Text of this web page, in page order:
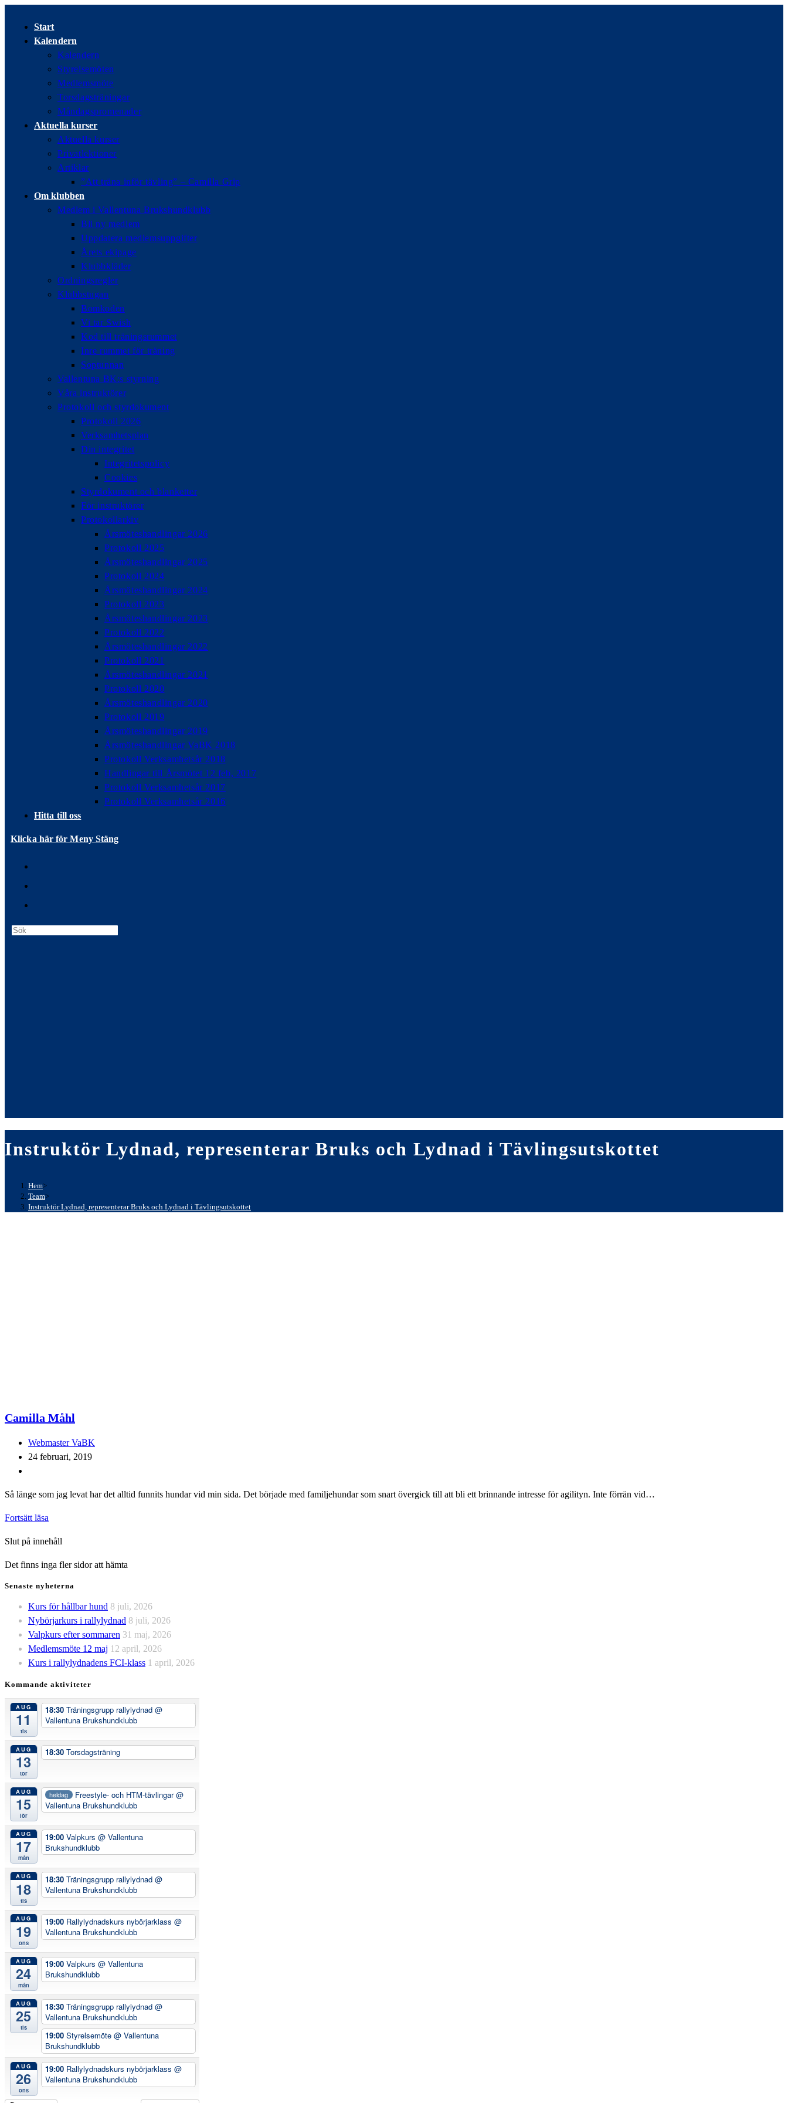
innehållet
Start
Kalendern
Kalendern
Styrelsemöten
Medlemsmöte
Torsdagsträningar
Måndagspromenader
Aktuella kurser
Aktuella kurser
Privatlektioner
Artiklar
”Att träna inför tävling” – Camilla Grip
Om klubben
Medlem i Vallentuna Brukshundklubb
Bli ny medlem
Uppdatera medlemsuppgifter
Årets ekipage
Klubbkläder
Ordningsregler
Klubbstugan
Bomkoden
Vi tar Swish
Kod till träningsrummet
Inre rummet för träning
Soptunnan
Vallentuna BK:s styrning
Våra instruktörer
Protokoll och styrdokument
Protokoll 2026
Verksamhetsplan
Din integritet
Integritetspolicy
Cookies
Styrdokument och blanketter
För instruktörer
Protokollarkiv
Årsmöteshandlingar 2026
Protokoll 2025
Årsmöteshandlingar 2025
Protokoll 2024
Årsmöteshandlingar 2024
Protokoll 2023
Årsmöteshandlingar 2023
Protokoll 2022
Årsmöteshandlingar 2022
Protokoll 2021
Årsmöteshandlingar 2021
Protokoll 2020
Årsmöteshandlingar 2020
Protokoll 2019
Årsmöteshandlingar 2019
Årsmöteshandlingar VaBK 2018
Protokoll Verksamhetsår 2018
Handlingar till Årsmötet 12 feb, 2017
Protokoll Verksamhetsår 2017
Protokoll Verksamhetsår 2016
Hitta till oss
Klicka här för Meny Stäng
Instruktör Lydnad, representerar Bruks och Lydnad i Tävlingsutskottet
Hem>
Team>
Instruktör Lydnad, representerar Bruks och Lydnad i Tävlingsutskottet
Camilla Måhl
Inläggsförfattare:
Webmaster VaBK
Inlägget
24 februari, 2019
Så länge som jag levat har det alltid funnits hundar vid min sida. Det började med familjehundar som snart övergick till att bli ett brinnande intresse för agilityn. Inte förrän vid…
Fortsätt läsa
Slut på innehåll
Det finns inga fler sidor att hämta
Senaste nyheterna
Kurs för hållbar hund 8 juli, 2026
Nybörjarkurs i rallylydnad 8 juli, 2026
Valpkurs efter sommaren 31 maj, 2026
Medlemsmöte 12 maj 12 april, 2026
Kurs i rallylydnadens FCI-klass 1 april, 2026
Kommande aktiviteter
AUG
11
tis
18:30 Träningsgrupp rallylydnad @
Vallentuna Brukshundklubb
AUG
13
tor
18:30 Torsdagsträning
AUG
15
lör
heldag Freestyle- och HTM-tävlingar@
Vallentuna Brukshundklubb
AUG
17
mån
19:00 Valpkurs @ Vallentuna
Brukshundklubb
AUG
18
tis
18:30 Träningsgrupp rallylydnad @
Vallentuna Brukshundklubb
AUG
19
ons
19:00 Rallylydnadskurs nybörjarklass @
Vallentuna Brukshundklubb
AUG
24
mån
19:00 Valpkurs @ Vallentuna
Brukshundklubb
AUG
25
tis
18:30 Träningsgrupp rallylydnad @
Vallentuna Brukshundklubb
19:00 Styrelsemöte @ Vallentuna
Brukshundklubb
AUG
26
ons
19:00 Rallylydnadskurs nybörjarklass @
Vallentuna Brukshundklubb